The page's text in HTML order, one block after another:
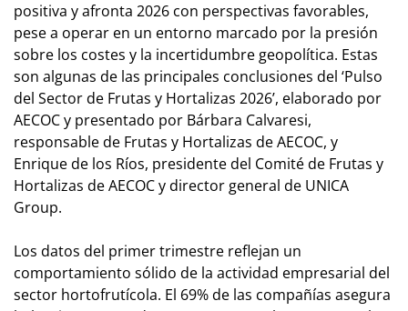
positiva y afronta 2026 con perspectivas favorables,
pese a operar en un entorno marcado por la presión
sobre los costes y la incertidumbre geopolítica. Estas
son algunas de las principales conclusiones del ‘Pulso
del Sector de Frutas y Hortalizas 2026’, elaborado por
AECOC y presentado por Bárbara Calvaresi,
responsable de Frutas y Hortalizas de AECOC, y
Enrique de los Ríos, presidente del Comité de Frutas y
Hortalizas de AECOC y director general de UNICA
Group.
Los datos del primer trimestre reflejan un
comportamiento sólido de la actividad empresarial del
sector hortofrutícola. El 69% de las compañías asegura